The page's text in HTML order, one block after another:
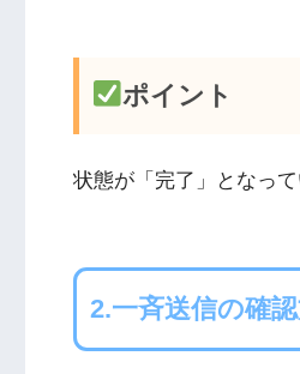
ポイント
状態が「完了」となっ
2.一斉送信の確